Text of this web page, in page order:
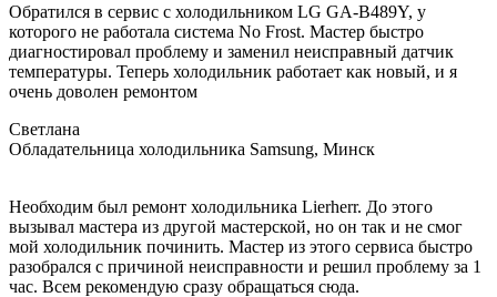
Обратился в сервис с холодильником LG GA-B489Y, у
которого не работала система No Frost. Мастер быстро
диагностировал проблему и заменил неисправный датчик
температуры. Теперь холодильник работает как новый, и я
очень доволен ремонтом
Светлана
Обладательница холодильника Samsung, Минск
Необходим был ремонт холодильника Lierherr. До этого
вызывал мастера из другой мастерской, но он так и не смог
мой холодильник починить. Мастер из этого сервиса быстро
разобрался с причиной неисправности и решил проблему за 1
час. Всем рекомендую сразу обращаться сюда. ​